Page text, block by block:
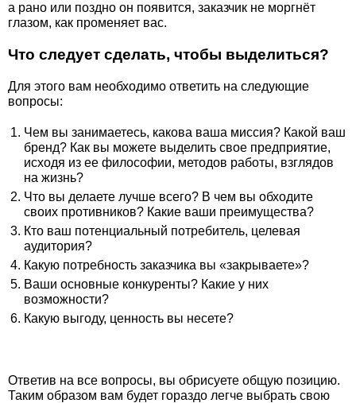
а рано или поздно он появится, заказчик не моргнёт
глазом, как променяет вас.
Что следует сделать, чтобы выделиться?
Для этого вам необходимо ответить на следующие
вопросы:
Чем вы занимаетесь, какова ваша миссия? Какой ваш
бренд? Как вы можете выделить свое предприятие,
исходя из ее философии, методов работы, взглядов
на жизнь?
Что вы делаете лучше всего? В чем вы обходите
своих противников? Какие ваши преимущества?
Кто ваш потенциальный потребитель, целевая
аудитория?
Какую потребность заказчика вы «закрываете»?
Ваши основные конкуренты? Какие у них
возможности?
Какую выгоду, ценность вы несете?
Ответив на все вопросы, вы обрисуете общую позицию.
Таким образом вам будет гораздо легче выбрать свою